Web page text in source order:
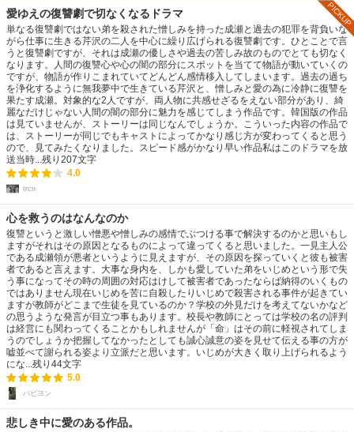
愛ゆえの復讐劇で切なくなるドラマ
単なる復讐劇ではない弟を殺された憎しみを持った成瀬と過去の犯罪を背負いな
がら仕事に生きる芹沢の二人を中心に繰り広げられる復讐劇です。ひとことで言
うと復讐劇ですが、それは成瀬の優しさや過去の苦しみ故のものでとても切なく
なります。人間の復讐心や心の闇の部分にスポットを当てて物語が動いていくの
ですが、物語が作りこまれていてどんどん感情移入してしまいます。過去の過ち
を浄化するように無我夢中で生きている芹沢と、憎しみと愛の為に冷静に復讐を
果たす成瀬。対象的な2人ですが、両人物に共感せざるをえない部分があり、綺
麗なだけじゃない人間の闇の部分に魅力を感じてしまう作品です。韓国版の作品
は見ていませんが、ストーリーは同じなんでしょうか。こういった内容の作品で
は、ストーリーが同じでもキャストによってかなり感じ方が変わってくると思う
ので、見てみたくなりました。スピード感がかなり早い作品私はこのドラマを放
送当時...残り 207文字
4.0
trcn
PICKUP
心を救うのはなんなのか
復讐というと激しい憎悪や憎しみの感情でぶつける事で解決するのかと思いもし
ますがそれはその原因となるものによって違ってくると思いました。一見主人公
である成瀬領が悪者というように見えますが、その原因を探っていくと彼も被害
者であると言えます。大事な身内を、しかも愛していた弟をいじめという形で失
う事になってその時の周囲の対応はけして被害者であったならば納得のいくもの
ではありません現在いじめを苦に自殺したりいじめで殺害される事件が起きてい
ますが教師がどこまで生徒を見ているのか？学校の外見だけを考えてないかなど
の思うような発言が目立つ事もあります。校長や教師にとっては学校の名の評判
は経営にも関わってくることかもしれませんが「命」はその前に軽視されてしま
うのでしょうか把握してなかったとしても誠心誠意の姿を見せて伝える事の方が
嘘並べて謝られる姿より立派だと思います。いじめが大きく取り上げられるよう
にな...残り 44文字
5.0
パピヨン
悲しき中に愛のある作品。